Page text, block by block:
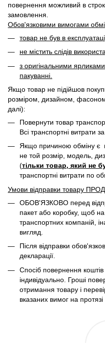
повернення можливий в
замовлення.
Обов'язковими вимогами
товар не був в
не містить слідів
з оригінальними
пакуванні.
Якщо товар не підійшов
розміром, дизайном,
далі):
Повернути товар
Всі транспортні витрати
Якщо причиною обміну є
не той розмір, модель,
(тільки товар, який не
транспортні витрати по
Умови відправки товару
ОБОВ'ЯЗКОВО перед
пакет або коробку, щоб
транспортних компаній,
вигляд.
Після відправки
декларації.
Спосіб повернення
індивідуально. Гроші
отримання товару і
вказаних вимог на протязі